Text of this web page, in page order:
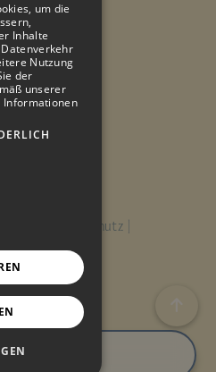
Datenschutz
GERMAN
um die
Inhalte
Nutzung
der
unserer
Informationen